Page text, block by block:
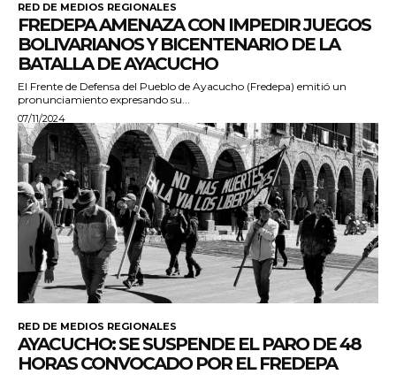
RED DE MEDIOS REGIONALES
FREDEPA AMENAZA CON IMPEDIR JUEGOS
BOLIVARIANOS Y BICENTENARIO DE LA
BATALLA DE AYACUCHO
El Frente de Defensa del Pueblo de Ayacucho (Fredepa) emitió un
pronunciamiento expresando su...
07/11/2024
RED DE MEDIOS REGIONALES
AYACUCHO: SE SUSPENDE EL PARO DE 48
HORAS CONVOCADO POR EL FREDEPA